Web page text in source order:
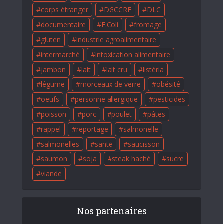
corps étranger
DGCCRF
DLC
documentaire
E.Coli
fromage
gluten
industrie agroalimentaire
intermarché
intoxication alimentaire
jambon
lait lait cru
listéria
légume
morceaux de verre
obésité
oeufs
personne allergique
pesticides
poisson
porc poulet
pâtes
rappel
reportage
salmonelle
salmonelles
santé
saucisson
saumon
soja steak haché
sucre
viande
Nos partenaires